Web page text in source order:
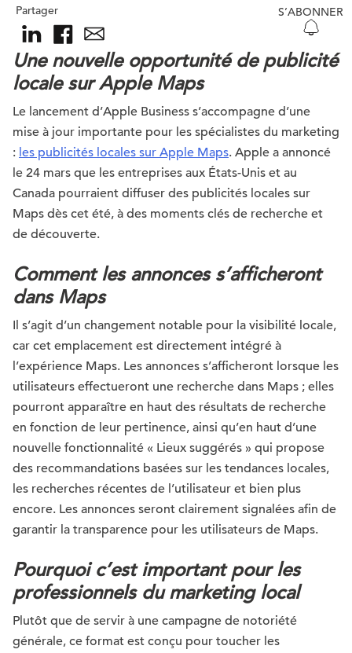
Partager S’ABONNER
Une nouvelle opportunité de publicité
locale sur Apple Maps
Le lancement d’Apple Business s’accompagne d’une
mise à jour importante pour les spécialistes du marketing
: les publicités locales sur Apple Maps. Apple a annoncé
le 24 mars que les entreprises aux États-Unis et au
Canada pourraient diffuser des publicités locales sur
Maps dès cet été, à des moments clés de recherche et
de découverte.
Comment les annonces s’afficheront
dans Maps
Il s’agit d’un changement notable pour la visibilité locale,
car cet emplacement est directement intégré à
l’expérience Maps. Les annonces s’afficheront lorsque les
utilisateurs effectueront une recherche dans Maps ; elles
pourront apparaître en haut des résultats de recherche
en fonction de leur pertinence, ainsi qu’en haut d’une
nouvelle fonctionnalité « Lieux suggérés » qui propose
des recommandations basées sur les tendances locales,
les recherches récentes de l’utilisateur et bien plus
encore. Les annonces seront clairement signalées afin de
garantir la transparence pour les utilisateurs de Maps.
Pourquoi c’est important pour les
professionnels du marketing local
Plutôt que de servir à une campagne de notoriété
générale, ce format est conçu pour toucher les